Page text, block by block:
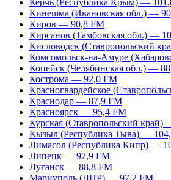
Керчь (Республика Крым) —
Кинешма (Ивановская обл.) —
Киров — 90,8 FM
Кирсанов (Тамбовская обл.) —
Кисловодск (Ставропольский
Комсомольск-на-Амуре
Копейск (Челябинская обл.) —
Кострома — 92,0 FM
Красногвардейское
Краснодар — 87,9 FM
Красноярск — 95,4 FM
Курская (Ставропольский край)
Кызыл (Республика Тыва) —
Лимасол (Республика Кипр) —
Липецк — 97,9 FM
Луганск — 88,8 FM
Мариуполь (ДНР) — 97,2 FM